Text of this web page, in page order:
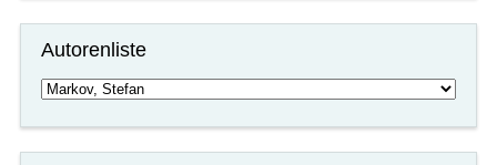
Autorenliste